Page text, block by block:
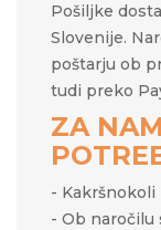
Pošiljke
Slovenije.
poštarju ob
tudi preko
ZA
- Kakršnokoli
- Ob naročilu